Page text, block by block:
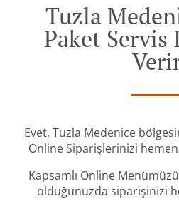
Tuzla
Paket Servis
Evet, Tuzla Medenice
Online Siparişlerinizi
Kapsamlı Online
olduğunuzda siparişinizi